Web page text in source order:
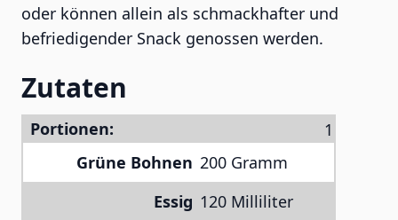
oder können allein als schmackhafter und
befriedigender Snack genossen werden.
Zutaten
Portionen:
Grüne Bohnen 200 Gramm
Essig 120 Milliliter